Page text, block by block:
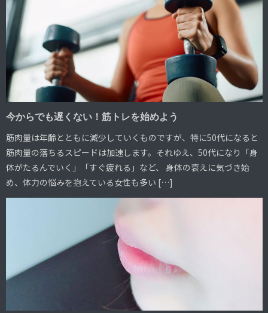
今からでも遅くない！筋トレを始めよう
筋肉量は年齢とともに減少していくものですが、特に50代になると
筋肉量の落ちるスピードは加速します。それゆえ、50代になり「身
体がたるんでいく」「すぐ疲れる」など、 身体の衰えに気づき始
め、体力の悩みを抱えている女性も多い […]